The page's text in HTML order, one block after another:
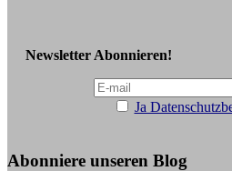
Newsletter Abonnieren!
Ja
Abonniere unseren Blog